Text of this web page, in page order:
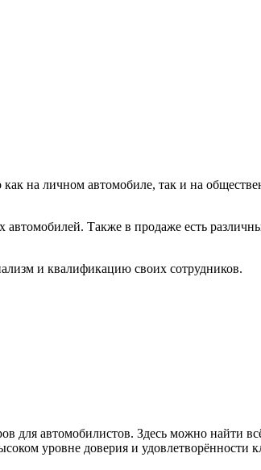
на личном автомобиле, так и на
Также в продаже есть
и квалификацию своих сотрудников.
автомобилистов. Здесь можно найти
уровне доверия и удовлетворённости